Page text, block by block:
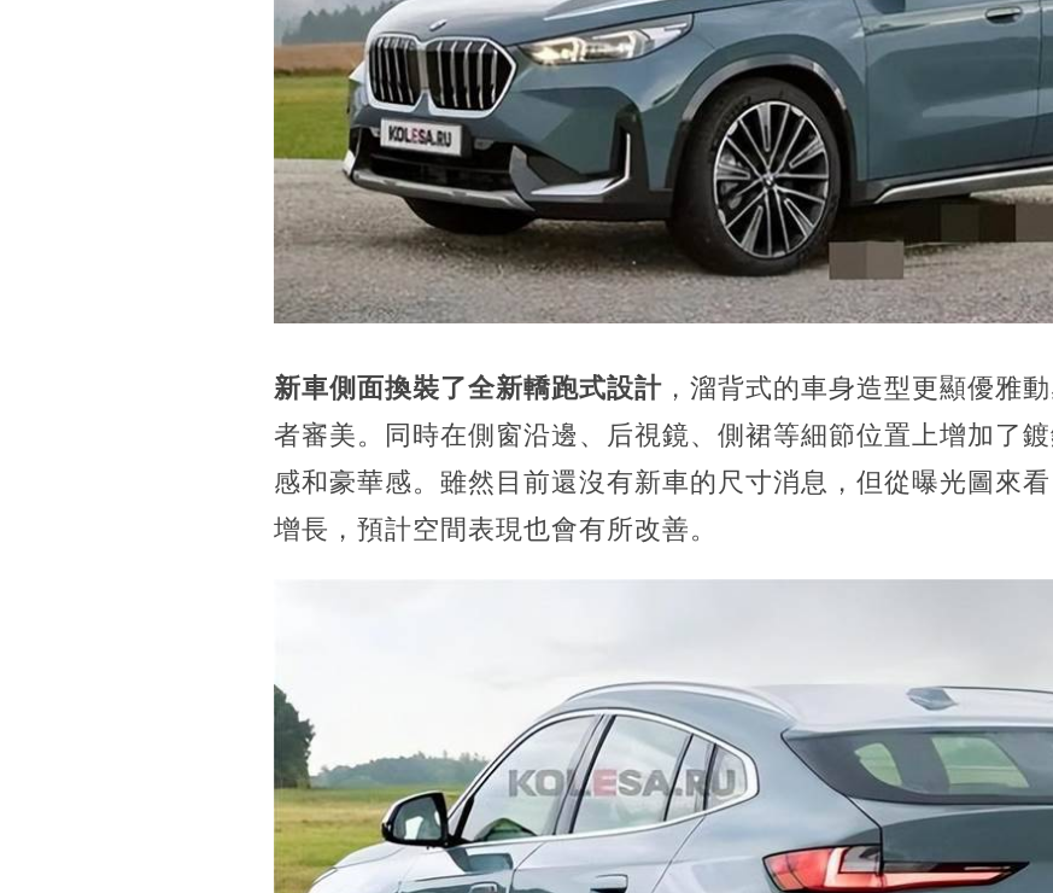
新車側面換裝了全新轎跑式設計 ，溜背式的車身造型更顯優雅
者審美。同時在側窗沿邊、后視鏡、側裙等細節位置上增加了
感和豪華感。雖然目前還沒有新車的尺寸消息，但從曝光圖來
增長，預計空間表現也會有所改善。